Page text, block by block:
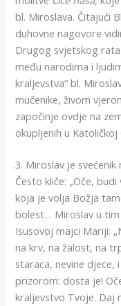
bl. Miroslava. Čitajući
duhovne nagovore
Drugog svjetskog
među narodima i
kraljevstva“ bl.
mučenike, živom
započinje ovdje na
okupljenih u
3. Miroslav je
Često kliče: „Oče,
koja je volja Božja
bolest… Miroslav u
Isusovoj majci Mariji:
na krv, na žalost, na
staraca, nevine djece,
prizorom: dosta je!
kraljevstvo Tvoje. Daj